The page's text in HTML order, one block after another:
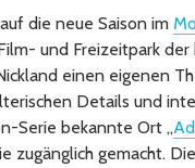
die neue Saison im
und Freizeitpark
einen eigenen
Details und
Serie bekannte Ort „
zugänglich gemacht.